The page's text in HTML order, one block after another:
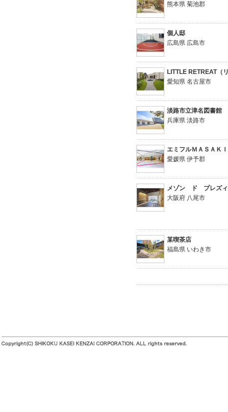
熊本県 菊池郡
個人邸
広島県 広島市
LITTLE RETREAT（
愛知県 名古屋市
淡路市立津名図書館
兵庫県 淡路市
エミフルＭＡＳＡＫ
愛媛県 伊予郡
メゾン ド プレズィ
大阪府 八尾市
某喫茶店
福島県 いわき市